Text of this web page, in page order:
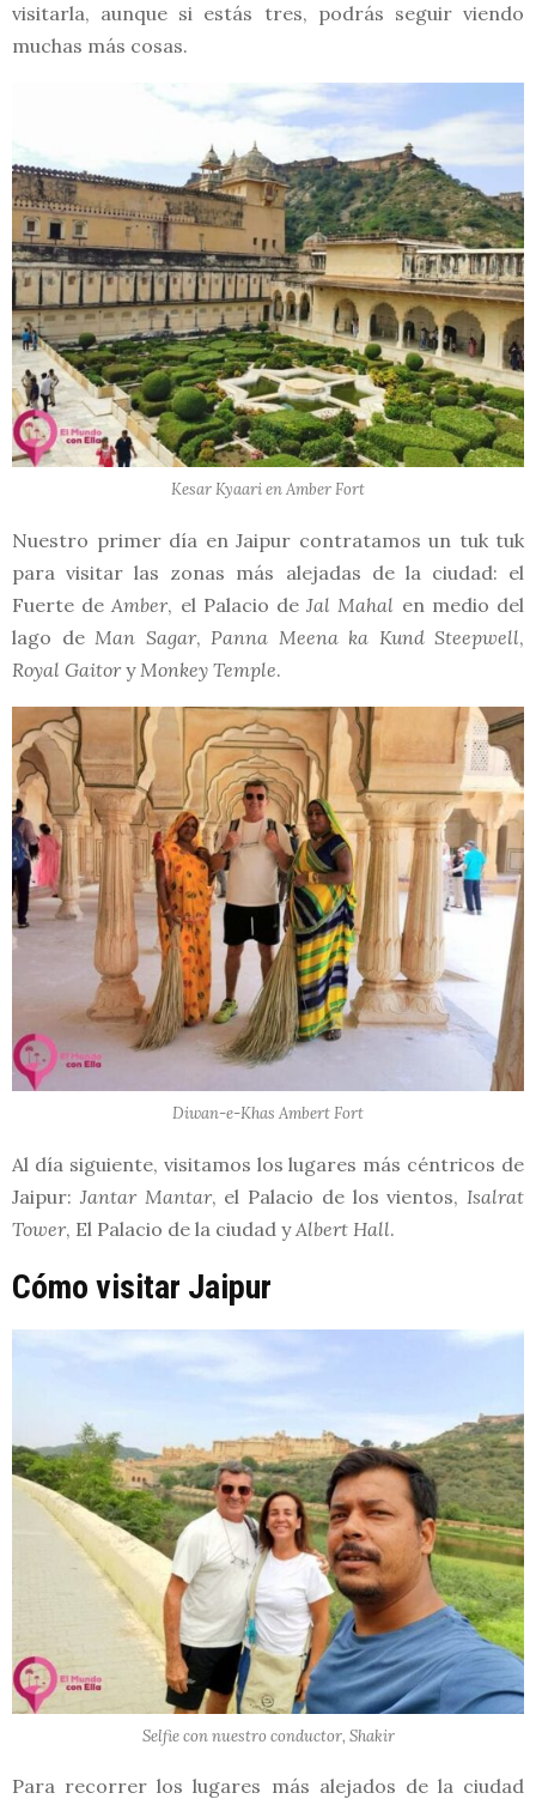
visitarla, aunque si estás tres, podrás seguir viendo
muchas más cosas.
Kesar Kyaari en Amber Fort
Nuestro primer día en Jaipur contratamos un tuk tuk
para visitar las zonas más alejadas de la ciudad: el
Fuerte de Amber, el Palacio deJal Mahal en medio del
lago de Man Sagar, Panna Meena ka Kund Steepwell,
Royal Gaitory Monkey Temple.
Diwan-e-Khas Ambert Fort
Al día siguiente, visitamos los lugares más céntricos de
Jaipur: Jantar Mantar, el Palacio de los vientos, Isalrat
Tower, El Palacio de la ciudad y Albert Hall.
Cómo visitar Jaipur
Selfie con nuestro conductor, Shakir
Para recorrer los lugares más alejados de la ciudad